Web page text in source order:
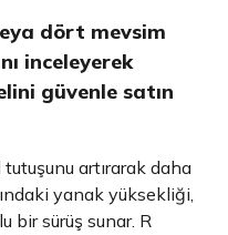
dört mevsim
inceleyerek
güvenle satın
artırarak daha
yanak yüksekliği,
bir sürüş sunar. R